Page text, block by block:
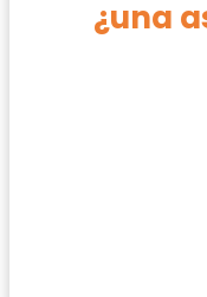
¿una